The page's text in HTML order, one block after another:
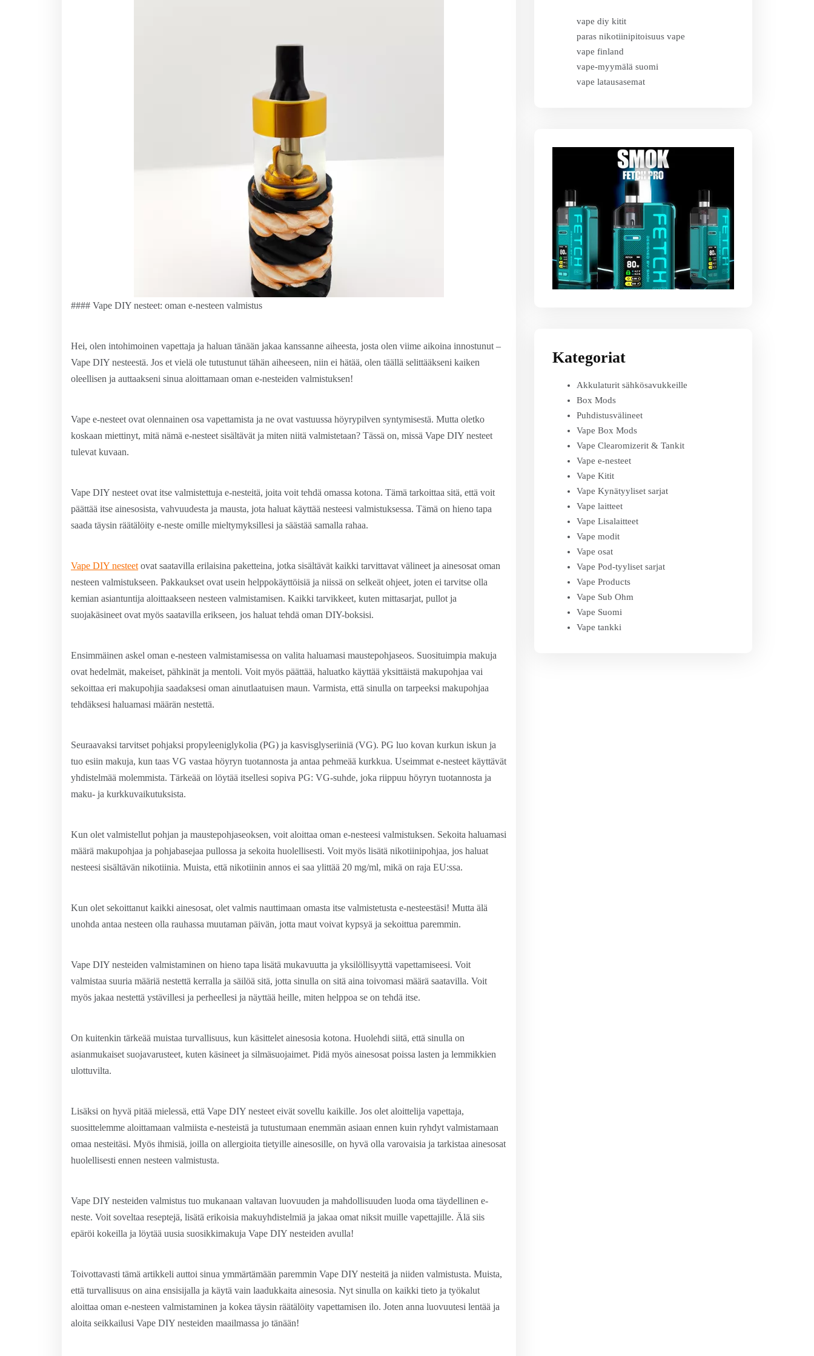
#### Vape DIY nesteet: oman e-nesteen valmistus
Hei, olen intohimoinen vapettaja ja haluan tänään jakaa kanssanne aiheesta, josta olen viime aikoina innostunut –
Vape DIY nesteestä. Jos et vielä ole tutustunut tähän aiheeseen, niin ei hätää, olen täällä selittääkseni kaiken
oleellisen ja auttaakseni sinua aloittamaan oman e-nesteiden valmistuksen!
Vape e-nesteet ovat olennainen osa vapettamista ja ne ovat vastuussa höyrypilven syntymisestä. Mutta oletko
koskaan miettinyt, mitä nämä e-nesteet sisältävät ja miten niitä valmistetaan? Tässä on, missä Vape DIY nesteet
tulevat kuvaan.
Vape DIY nesteet ovat itse valmistettuja e-nesteitä, joita voit tehdä omassa kotona. Tämä tarkoittaa sitä, että voit
päättää itse ainesosista, vahvuudesta ja mausta, jota haluat käyttää nesteesi valmistuksessa. Tämä on hieno tapa
saada täysin räätälöity e-neste omille mieltymyksillesi ja säästää samalla rahaa.
Vape DIY nesteet ovat saatavilla erilaisina paketteina, jotka sisältävät kaikki tarvittavat välineet ja ainesosat oman
nesteen valmistukseen. Pakkaukset ovat usein helppokäyttöisiä ja niissä on selkeät ohjeet, joten ei tarvitse olla
kemian asiantuntija aloittaakseen nesteen valmistamisen. Kaikki tarvikkeet, kuten mittasarjat, pullot ja
suojakäsineet ovat myös saatavilla erikseen, jos haluat tehdä oman DIY-boksisi.
Ensimmäinen askel oman e-nesteen valmistamisessa on valita haluamasi maustepohjaseos. Suosituimpia makuja
ovat hedelmät, makeiset, pähkinät ja mentoli. Voit myös päättää, haluatko käyttää yksittäistä makupohjaa vai
sekoittaa eri makupohjia saadaksesi oman ainutlaatuisen maun. Varmista, että sinulla on tarpeeksi makupohjaa
tehdäksesi haluamasi määrän nestettä.
Seuraavaksi tarvitset pohjaksi propyleeniglykolia (PG) ja kasvisglyseriiniä (VG). PG luo kovan kurkun iskun ja
tuo esiin makuja, kun taas VG vastaa höyryn tuotannosta ja antaa pehmeää kurkkua. Useimmat e-nesteet käyttävät
yhdistelmää molemmista. Tärkeää on löytää itsellesi sopiva PG: VG-suhde, joka riippuu höyryn tuotannosta ja
maku- ja kurkkuvaikutuksista.
Kun olet valmistellut pohjan ja maustepohjaseoksen, voit aloittaa oman e-nesteesi valmistuksen. Sekoita haluamasi
määrä makupohjaa ja pohjabasejaa pullossa ja sekoita huolellisesti. Voit myös lisätä nikotiinipohjaa, jos haluat
nesteesi sisältävän nikotiinia. Muista, että nikotiinin annos ei saa ylittää 20 mg/ml, mikä on raja EU:ssa.
Kun olet sekoittanut kaikki ainesosat, olet valmis nauttimaan omasta itse valmistetusta e-nesteestäsi! Mutta älä
unohda antaa nesteen olla rauhassa muutaman päivän, jotta maut voivat kypsyä ja sekoittua paremmin.
Vape DIY nesteiden valmistaminen on hieno tapa lisätä mukavuutta ja yksilöllisyyttä vapettamiseesi. Voit
valmistaa suuria määriä nestettä kerralla ja säilöä sitä, jotta sinulla on sitä aina toivomasi määrä saatavilla. Voit
myös jakaa nestettä ystävillesi ja perheellesi ja näyttää heille, miten helppoa se on tehdä itse.
On kuitenkin tärkeää muistaa turvallisuus, kun käsittelet ainesosia kotona. Huolehdi siitä, että sinulla on
asianmukaiset suojavarusteet, kuten käsineet ja silmäsuojaimet. Pidä myös ainesosat poissa lasten ja lemmikkien
ulottuvilta.
Lisäksi on hyvä pitää mielessä, että Vape DIY nesteet eivät sovellu kaikille. Jos olet aloittelija vapettaja,
suosittelemme aloittamaan valmiista e-nesteistä ja tutustumaan enemmän asiaan ennen kuin ryhdyt valmistamaan
omaa nesteitäsi. Myös ihmisiä, joilla on allergioita tietyille ainesosille, on hyvä olla varovaisia ja tarkistaa ainesosat
huolellisesti ennen nesteen valmistusta.
Vape DIY nesteiden valmistus tuo mukanaan valtavan luovuuden ja mahdollisuuden luoda oma täydellinen e-
neste. Voit soveltaa reseptejä, lisätä erikoisia makuyhdistelmiä ja jakaa omat niksit muille vapettajille. Älä siis
epäröi kokeilla ja löytää uusia suosikkimakuja Vape DIY nesteiden avulla!
Toivottavasti tämä artikkeli auttoi sinua ymmärtämään paremmin Vape DIY nesteitä ja niiden valmistusta. Muista,
että turvallisuus on aina ensisijalla ja käytä vain laadukkaita ainesosia. Nyt sinulla on kaikki tieto ja työkalut
aloittaa oman e-nesteen valmistaminen ja kokea täysin räätälöity vapettamisen ilo. Joten anna luovuutesi lentää ja
aloita seikkailusi Vape DIY nesteiden maailmassa jo tänään!
vape diy kitit
paras nikotiinipitoisuus vape
vape finland
vape-myymälä suomi
vape latausasemat
Kategoriat
Akkulaturit sähkösavukkeille
Box Mods
Puhdistusvälineet
Vape Box Mods
Vape Clearomizerit & Tankit
Vape e-nesteet
Vape Kitit
Vape Kynätyyliset sarjat
Vape laitteet
Vape Lisalaitteet
Vape modit
Vape osat
Vape Pod-tyyliset sarjat
Vape Products
Vape Sub Ohm
Vape Suomi
Vape tankki